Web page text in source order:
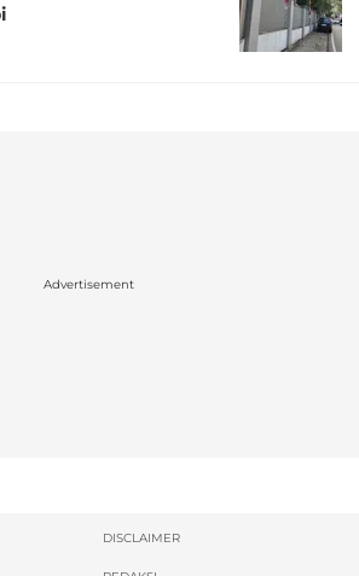
Advertisement
DISCLAIMER